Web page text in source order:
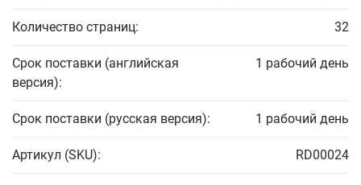
Количество страниц: 32
Срок поставки (английская
версия):
1 рабочий день
Срок поставки (русская версия): 1 рабочий день
Артикул (SKU): RD00024